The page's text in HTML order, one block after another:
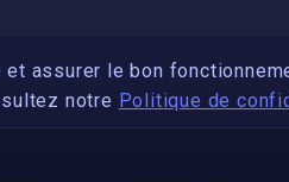
assurer le bon
notre Politique de
IronSkill Academy